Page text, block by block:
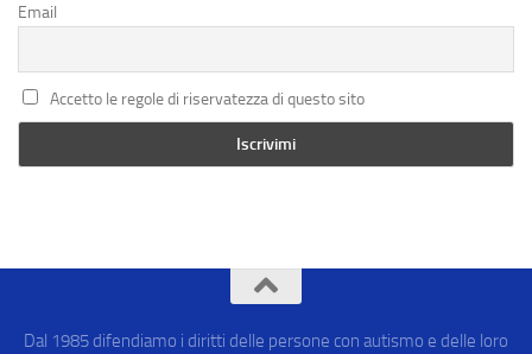
Email
Accetto le regole di riservatezza di questo sito
Dal 1985 difendiamo i diritti delle persone con autismo e delle loro